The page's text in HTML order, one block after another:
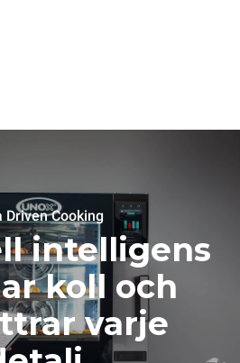
Driven Cooking
intelligens
koll och
varje